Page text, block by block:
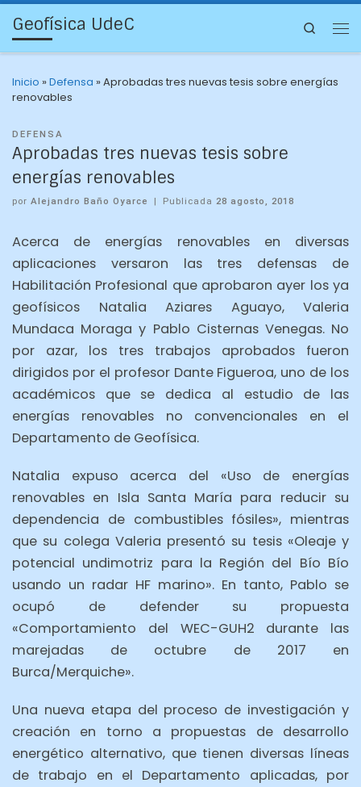
Geofísica UdeC Search
Inicio »Defensa »Aprobadas tres nuevas tesis sobre energías
renovables
DEFENSA
Aprobadas tres nuevas tesis sobre
energías renovables
por Alejandro Baño Oyarce | Publicada28 agosto, 2018
Acerca de energías renovables en diversas
aplicaciones versaron las tres defensas de
Habilitación Profesional que aprobaron ayer los ya
geofísicos Natalia Aziares Aguayo, Valeria
Mundaca Moraga y Pablo Cisternas Venegas. No
por azar, los tres trabajos aprobados fueron
dirigidos por el profesor Dante Figueroa, uno de los
académicos que se dedica al estudio de las
energías renovables no convencionales en el
Departamento de Geofísica.
Natalia expuso acerca del «Uso de energías
renovables en Isla Santa María para reducir su
dependencia de combustibles fósiles», mientras
que su colega Valeria presentó su tesis «Oleaje y
potencial undimotriz para la Región del Bío Bío
usando un radar HF marino». En tanto, Pablo se
ocupó de defender su propuesta
«Comportamiento del WEC-GUH2 durante las
marejadas de octubre de 2017 en
Burca/Merquiche».
Una nueva etapa del proceso de investigación y
creación en torno a propuestas de desarrollo
energético alternativo, que tienen diversas líneas
de trabajo en el Departamento aplicadas, por